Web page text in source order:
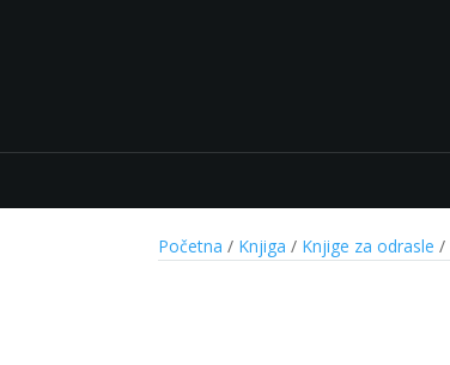
Početna / Knjiga / Knjige za odrasle /